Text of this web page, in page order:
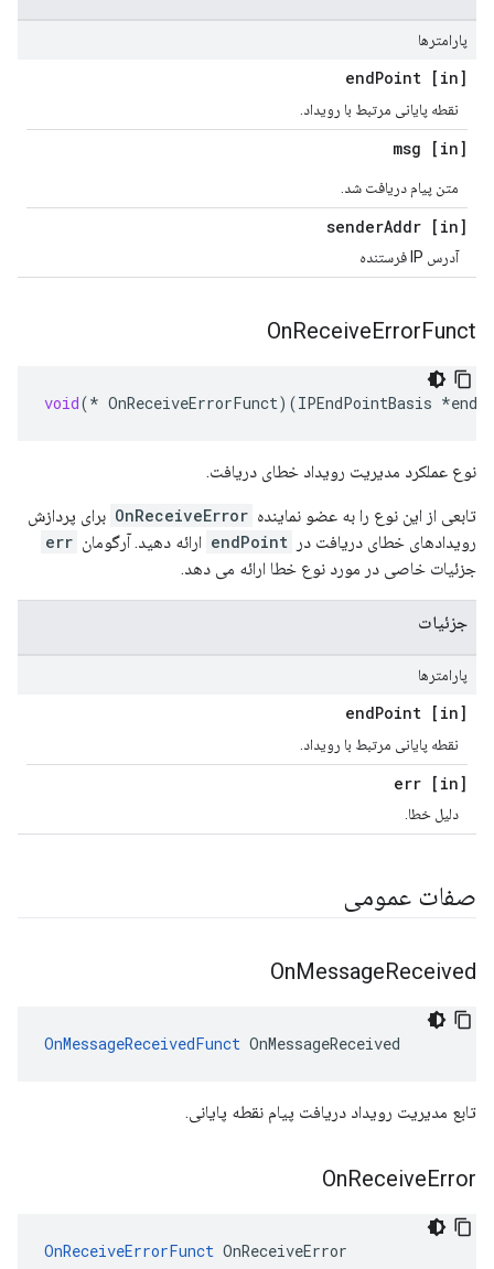
پارامترها
[in] end
Point
نقطه پایانی مرتبط با رویداد.
[in] msg
متن پیام دریافت شد.
[in] sender
Addr
آدرس IP فرستنده
OnReceiveErrorFunct
void(* OnReceiveErrorFunct)(IPEndPointBasis *
نوع عملکرد مدیریت رویداد خطای دریافت.
تابعی از این نوع را به عضو نماینده OnReceiveError برای پردازش
رویدادهای خطای دریافت در endPoint ارائه دهید. آرگومان err
جزئیات خاصی در مورد نوع خطا ارائه می دهد.
جزئیات
پارامترها
[in] end
Point
نقطه پایانی مرتبط با رویداد.
[in] err
دلیل خطا.
صفات عمومی
OnMessageReceived
OnMessageReceivedFunct OnMessageReceived
تابع مدیریت رویداد دریافت پیام نقطه پایانی.
OnReceiveError
OnReceiveErrorFunct OnReceiveError